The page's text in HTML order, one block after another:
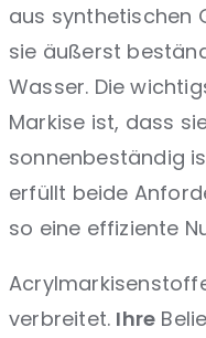
aus synthetischen
sie äußerst
Wasser. Die
Markise ist, dass
sonnenbeständig
erfüllt beide
so eine effiziente
verbreitet. Ihre